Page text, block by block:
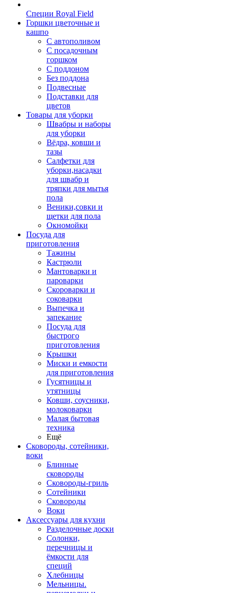
Специи Royal Field
Горшки цветочные и
кашпо
С автополивом
С посадочным
горшком
С поддоном
Без поддона
Подвесные
Подставки для
цветов
Товары для уборки
Швабры и наборы
для уборки
Вёдра, ковши и
тазы
Салфетки для
уборки,насадки
для швабр и
тряпки для мытья
пола
Веники,совки и
щетки для пола
Окномойки
Посуда для
приготовления
Тажины
Кастрюли
Мантоварки и
пароварки
Скороварки и
соковарки
Выпечка и
запекание
Посуда для
быстрого
приготовления
Крышки
Миски и емкости
для приготовления
Гусятницы и
утятницы
Ковши, соусники,
молоковарки
Малая бытовая
техника
Ещё
Сковороды, сотейники,
воки
Блинные
сковороды
Сковороды-гриль
Сотейники
Сковороды
Воки
Аксессуары для кухни
Разделочные доски
Солонки,
перечницы и
ёмкости для
специй
Хлебницы
Мельницы.